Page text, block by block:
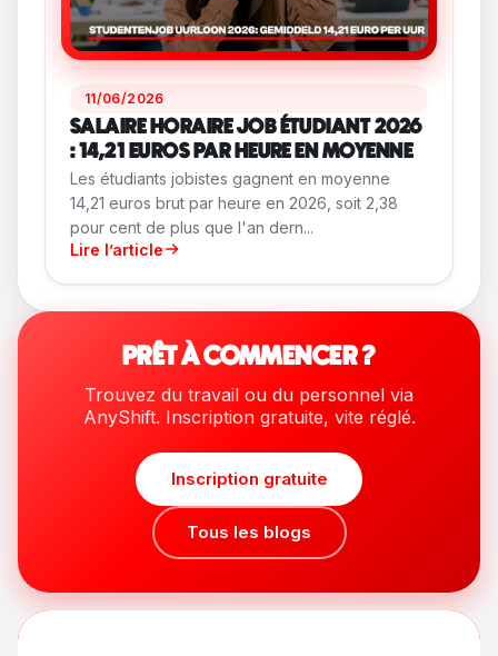
11/06/2026
SALAIRE HORAIRE JOB ÉTUDIANT 2026
: 14,21 EUROS PAR HEURE EN MOYENNE
Les étudiants jobistes gagnent en moyenne
14,21 euros brut par heure en 2026, soit 2,38
pour cent de plus que l'an dern...
Lire l’article
PRÊT À COMMENCER ?
Trouvez du travail ou du personnel via
AnyShift. Inscription gratuite, vite réglé.
Inscription gratuite
Tous les blogs